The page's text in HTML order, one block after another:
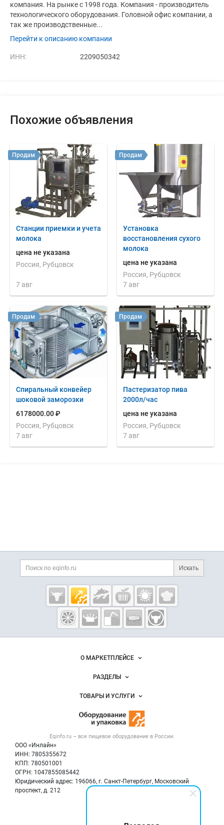
компания. На рынке с 1998 года. Компания - производитель
технологического оборудования. Головной офис компании, а
так же производственные...
Перейти к описанию компании
ИНН: 2209050342
Похожие объявления
Станции приемки и учета
молока
цена не указана
Россия, Рубцовск
7 авг
Продам
Установка
восстановления сухого
молока
цена не указана
Россия, Рубцовск
7 авг
Продам
Спиральный конвейер
шоковой заморозки
6178000.00 ₽
Россия, Рубцовск
7 авг
Продам
Пастеризатор пива
2000л/час
цена не указана
Россия, Рубцовск
7 авг
Продам
Дополнительная информация
Поиск по сайту и
Искать
Cсылки на полезные проекты
Eqinfo.ru —
пищевое
оборудование
и упаковка
Важные разделы и контакты
Eqinfo.ru – все пищевое оборудование в России.
ООО «Инлайн»
ИНН: 7805355672
КПП: 780501001
ОГРН: 1047855085442
Юридический адрес: 196066, г. Санкт-Петербург, Московский
проспект, д. 212
Навигация по сайтуО МАРКЕТПЛЕЙСЕ
Новости Eqinfo.ru
Размещение рекламы
Публичная оферта
Контактная информация
Политика обработки персональных данных
РАЗДЕЛЫ
Объявления
Вакансии
ТОВАРЫ И УСЛУГИ
Оборудование для пищепрома
Тара и упаковка
Б/у оборудование
Карта объявлений